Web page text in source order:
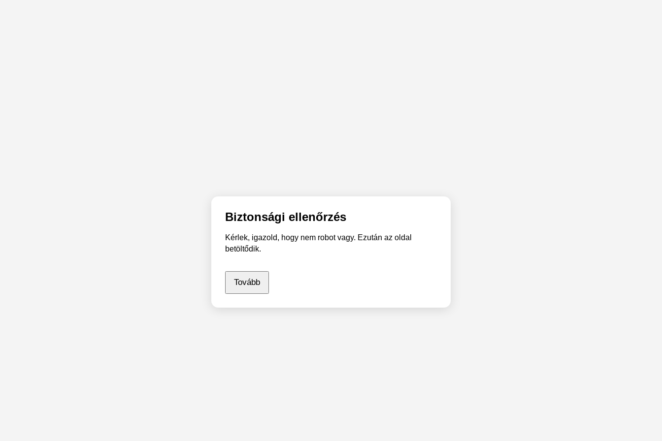
Biztonsági ellenőrzés
Kérlek, igazold, hogy nem robot vagy. Ezután az oldal
betöltődik.
Tovább